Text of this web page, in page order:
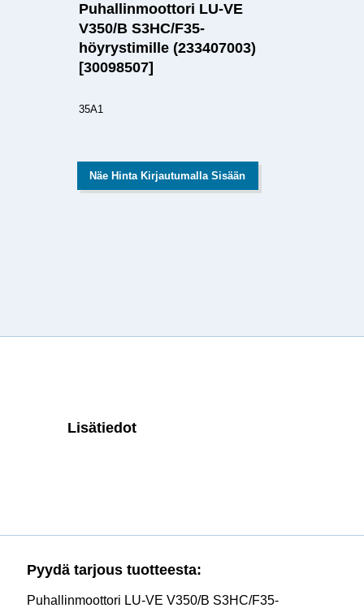
Puhallinmoottori LU-VE
V350/B S3HC/F35-
höyrystimille (233407003)
[30098507]
35A1
Näe Hinta Kirjautumalla Sisään
Lisätiedot
Pyydä tarjous tuotteesta:
Puhallinmoottori LU-VE V350/B S3HC/F35-